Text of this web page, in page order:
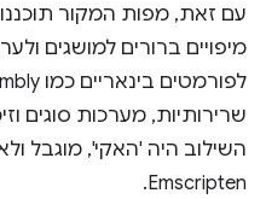
עם זאת, מפות המקור
שרירותיות, מערכות סוגים
השילוב היה 'האקי', מוגבל
Emscripten.